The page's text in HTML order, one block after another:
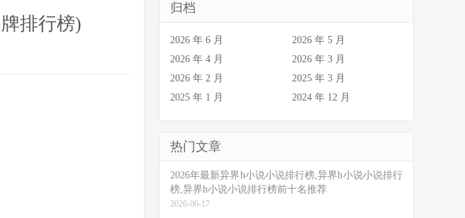
排行榜)
归档
2026 年 6 月
2026 年 5 月
2026 年 4 月
2026 年 3 月
2026 年 2 月
2025 年 3 月
2025 年 1 月
2024 年 12 月
热门文章
2026年最新异界h小说小说排行榜,异界h小说小说排行
榜,异界h小说小说排行榜前十名推荐
2026-06-17